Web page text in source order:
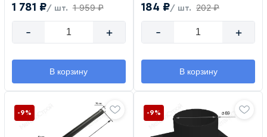
1 781 ₽/ шт. 1 959 ₽
- +
В корзину
184 ₽/ шт. 202 ₽
- +
В корзину
-9% -9%